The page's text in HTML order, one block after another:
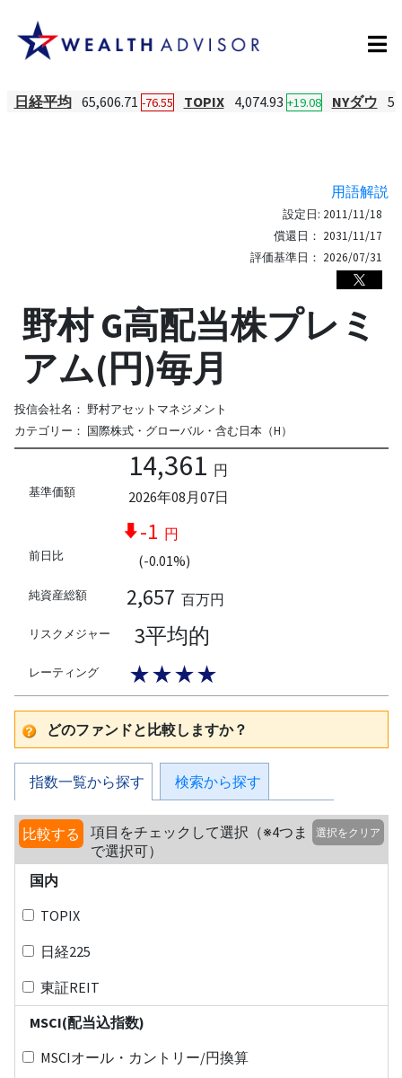
日経平均 65,606.71 -76.55 TOPIX 4,074.93 +19.08 NYダウ
用語解説
設定日: 2011/11/18
償還日： 2031/11/17
評価基準日： 2026/07/31
野村 G高配当株プレミ
アム(円)毎月
投信会社名： 野村アセットマネジメント
カテゴリー： 国際株式・グローバル・含む日本（H）
基準価額
14,361 円
2026年08月07日
前日比
-1 円
(-0.01%)
純資産総額 2,657 百万円
リスクメジャー 3平均的
レーティング ★★★★
どのファンドと比較しますか？
指数一覧から探す 検索から探す
比較する
項目をチェックして選択（※4つま
で選択可）
選択をクリア
国内
TOPIX
日経225
東証REIT
MSCI(配当込指数)
MSCIオール・カントリー/円換算